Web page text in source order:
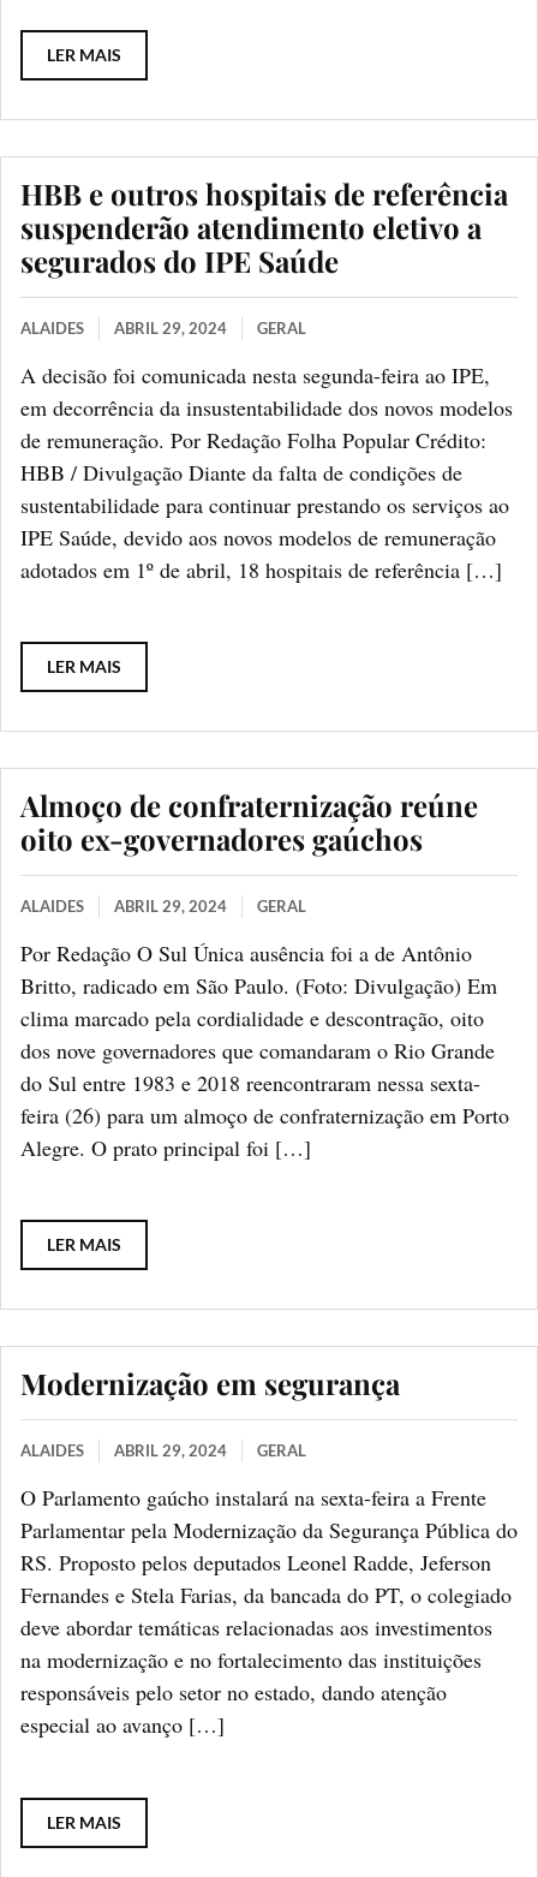
LER MAIS
HBB e outros hospitais de referência
suspenderão atendimento eletivo a
segurados do IPE Saúde
ALAIDES ABRIL 29, 2024 GERAL
A decisão foi comunicada nesta segunda-feira ao IPE,
em decorrência da insustentabilidade dos novos modelos
de remuneração. Por Redação Folha Popular Crédito:
HBB / Divulgação Diante da falta de condições de
sustentabilidade para continuar prestando os serviços ao
IPE Saúde, devido aos novos modelos de remuneração
adotados em 1º de abril, 18 hospitais de referência […]
LER MAIS
Almoço de confraternização reúne
oito ex-governadores gaúchos
ALAIDES ABRIL 29, 2024 GERAL
Por Redação O Sul Única ausência foi a de Antônio
Britto, radicado em São Paulo. (Foto: Divulgação) Em
clima marcado pela cordialidade e descontração, oito
dos nove governadores que comandaram o Rio Grande
do Sul entre 1983 e 2018 reencontraram nessa sexta-
feira (26) para um almoço de confraternização em Porto
Alegre. O prato principal foi […]
LER MAIS
Modernização em segurança
ALAIDES ABRIL 29, 2024 GERAL
O Parlamento gaúcho instalará na sexta-feira a Frente
Parlamentar pela Modernização da Segurança Pública do
RS. Proposto pelos deputados Leonel Radde, Jeferson
Fernandes e Stela Farias, da bancada do PT, o colegiado
deve abordar temáticas relacionadas aos investimentos
na modernização e no fortalecimento das instituições
responsáveis pelo setor no estado, dando atenção
especial ao avanço […]
LER MAIS